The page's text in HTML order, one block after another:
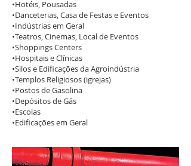
•Hotéis, Pousadas
•Danceterias, Casa de Festas e Eventos
•Indústrias em Geral
•Teatros, Cinemas, Local de Eventos
•Shoppings Centers
•Hospitais e Clínicas
•Silos e Edificações da Agroindústria
•Templos Religiosos (igrejas)
•Postos de Gasolina
•Depósitos de Gás
•Escolas
•Edificações em Geral